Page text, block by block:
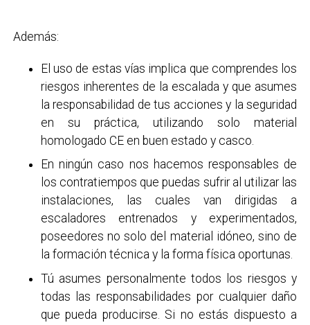
Además:
El uso de estas vías implica que comprendes los
riesgos inherentes de la escalada y que asumes
la responsabilidad de tus acciones y la seguridad
en su práctica, utilizando solo material
homologado CE en buen estado y casco.
En ningún caso nos hacemos responsables de
los contratiempos que puedas sufrir al utilizar las
instalaciones, las cuales van dirigidas a
escaladores entrenados y experimentados,
poseedores no solo del material idóneo, sino de
la formación técnica y la forma física oportunas.
Tú asumes personalmente todos los riesgos y
todas las responsabilidades por cualquier daño
que pueda producirse. Si no estás dispuesto a